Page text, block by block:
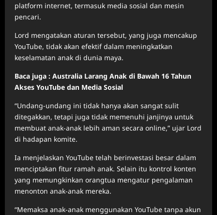
platform internet, termasuk media sosial dan mesin
pencari.
Lord mengatakan aturan tersebut, yang juga mencakup
YouTube, tidak akan efektif dalam meningkatkan
keselamatan anak di dunia maya.
Baca juga : Australia Larang Anak di Bawah 16 Tahun
Akses YouTube dan Media Sosial
“Undang-undang ini tidak hanya akan sangat sulit
ditegakkan, tetapi juga tidak memenuhi janjinya untuk
membuat anak-anak lebih aman secara online,” ujar Lord
di hadapan komite.
Ia menjelaskan YouTube telah berinvestasi besar dalam
menciptakan fitur ramah anak. Selain itu kontrol konten
yang memungkinkan orangtua mengatur pengalaman
menonton anak-anak mereka.
“Memaksa anak-anak menggunakan YouTube tanpa akun